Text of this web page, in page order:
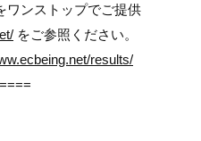
ワンストップでご提供
をご参照ください。
results/